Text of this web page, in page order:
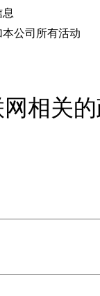
公司所有活动
相关